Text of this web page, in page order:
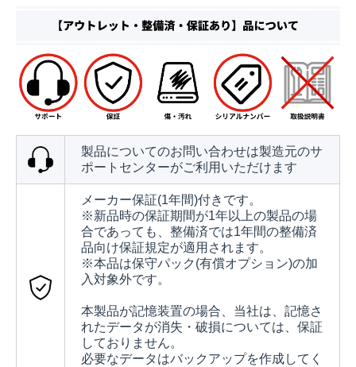
製品についてのお問い合わせは製造元のサ
ポートセンターがご利用いただけます
メーカー保証(1年間)付きです。
※新品時の保証期間が1年以上の製品の場
合であっても、整備済では1年間の整備済
品向け保証規定が適用されます。
※本品は保守パック(有償オプション)の加
入対象外です。
本製品が記憶装置の場合、当社は、記憶さ
れたデータが消失・破損については、保証
しておりません。
必要なデータはバックアップを作成してく